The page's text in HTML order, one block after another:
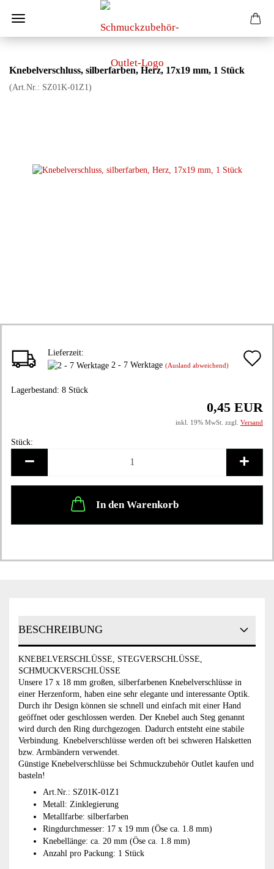
Knebelverschluss, silberfarben, Herz, 17x19 mm, 1 Stück
(Art.Nr.: SZ01K-01Z1)
Lieferzeit:
2 - 7 Werktage (Ausland abweichend)
Lagerbestand: 8 Stück
0,45 EUR
inkl. 19% MwSt. zzgl. Versand
Stück:
In den Warenkorb
BESCHREIBUNG
KNEBELVERSCHLÜSSE, STEGVERSCHLÜSSE,
SCHMUCKVERSCHLÜSSE
Unsere 17 x 18 mm großen, silberfarbenen Knebelverschlüsse in
einer Herzenform, haben eine sehr elegante und interessante Optik.
Durch ihr Design können sie schnell und einfach mit einer Hand
geöffnet oder geschlossen werden. Der Knebel auch Steg genannt
wird durch den Ring durchgezogen. Dadurch entsteht eine stabile
Verbindung. Knebelverschlüsse werden oft bei schweren Halsketten
bzw. Armbändern verwendet.
Günstige Knebelverschlüsse bei Schmuckzubehör Outlet kaufen und
basteln!
Art.Nr.: SZ01K-​01Z1
Metall: Zinklegierung
Metallfarbe: silberfarben
Ringdurchmesser: 17 x 19 mm (Öse ca. 1.8 mm)
Knebellänge: ca. 20 mm (Öse ca. 1.8 mm)
Anzahl pro Packung: 1 Stück